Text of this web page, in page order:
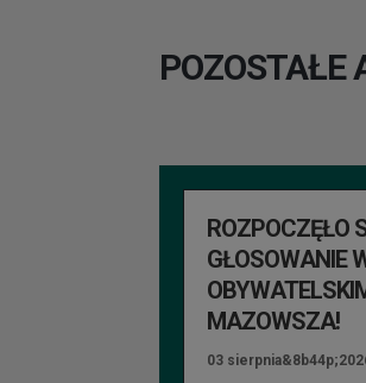
POZOSTAŁE
ROZPOCZĘŁO
GŁOSOWANIE
MAZOWSZA!
03